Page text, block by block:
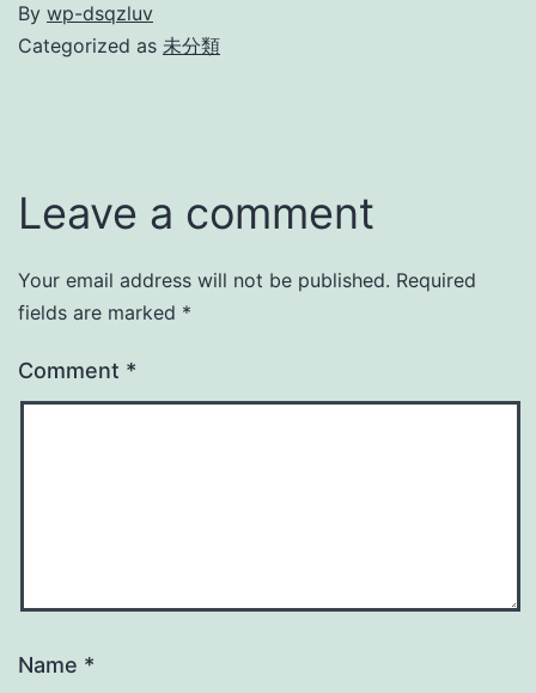
By wp-dsqzluv
Categorized as 未分類
Leave a comment
Your email address will not be published. Required
fields are marked *
Comment *
Name *